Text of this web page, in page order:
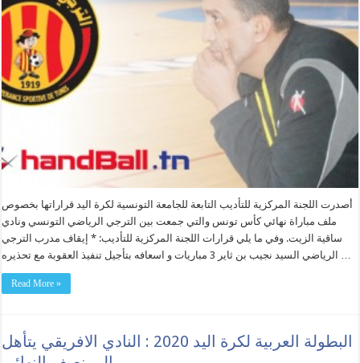
أصدرت اللجنة المركزية للتأديب التابعة للجامعة التونسية لكرة اليد قراراتها بخصوص
ملف مباراة نهائي كأس تونس والتي جمعت بين الترجي الرياضي التونسي ونادي
ساقية الزيت. وفي ما يلي قرارات اللجنة المركزية للتأديب: * إيقاف مدرب الترجي
الرياضي السيد نجيب بن ثاير 3 مباريات و اسعافه بتأجيل تنفيذ العقوبة مع تحذيره …
Read More »
البطولة العربية لكرة اليد 2020 : النادي الافريقي يتأهل